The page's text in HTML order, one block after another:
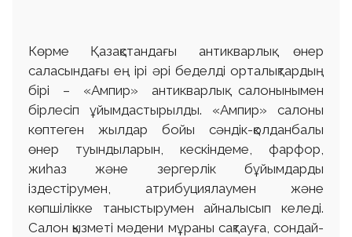
Көрме Қазақстандағы антикварлық өнер
саласындағы ең ірі әрі беделді орталықтардың
бірі – «Ампир» антикварлық салонынымен
бірлесіп ұйымдастырылды. «Ампир» салоны
көптеген жылдар бойы сәндік-қолданбалы
өнер туындыларын, кескіндеме, фарфор,
жиһаз және зергерлік бұйымдарды
іздестірумен, атрибуциялаумен және
көпшілікке таныстырумен айналысып келеді.
Салон қызметі мәдени мұраны сақтауға, сондай-